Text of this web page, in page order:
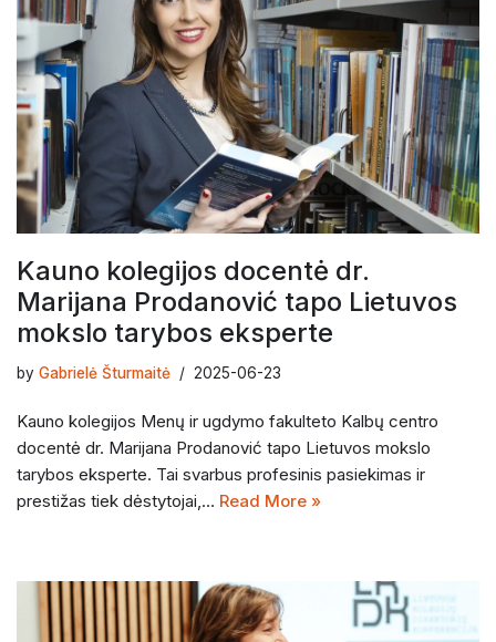
Kauno kolegijos docentė dr.
Marijana Prodanović tapo Lietuvos
mokslo tarybos eksperte
by Gabrielė Šturmaitė 2025-06-23
Kauno kolegijos Menų ir ugdymo fakulteto Kalbų centro
docentė dr. Marijana Prodanović tapo Lietuvos mokslo
tarybos eksperte. Tai svarbus profesinis pasiekimas ir
prestižas tiek dėstytojai,… Read More »